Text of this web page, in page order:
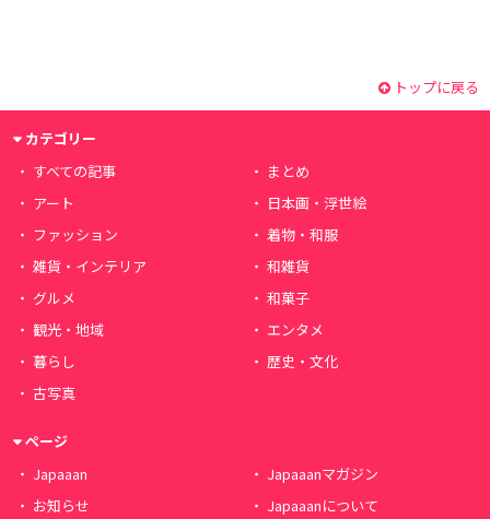
トップに戻る
カテゴリー
すべての記事
まとめ
アート
日本画・浮世絵
ファッション
着物・和服
雑貨・インテリア
和雑貨
グルメ
和菓子
観光・地域
エンタメ
暮らし
歴史・文化
古写真
ページ
Japaaan
Japaaanマガジン
お知らせ
Japaaanについて